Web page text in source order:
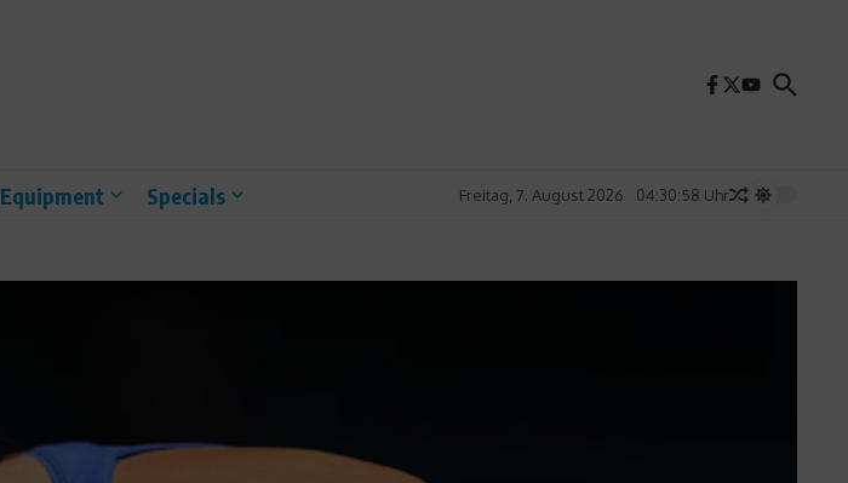
Equipment Specials Freitag, 7. August 2026 04:30:59 Uhr